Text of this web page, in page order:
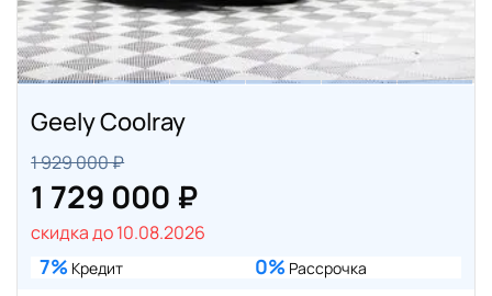
Geely Coolray
1 929 000 ₽
1 729 000 ₽
скидка до 10.08.2026
7% Кредит 0% Рассрочка